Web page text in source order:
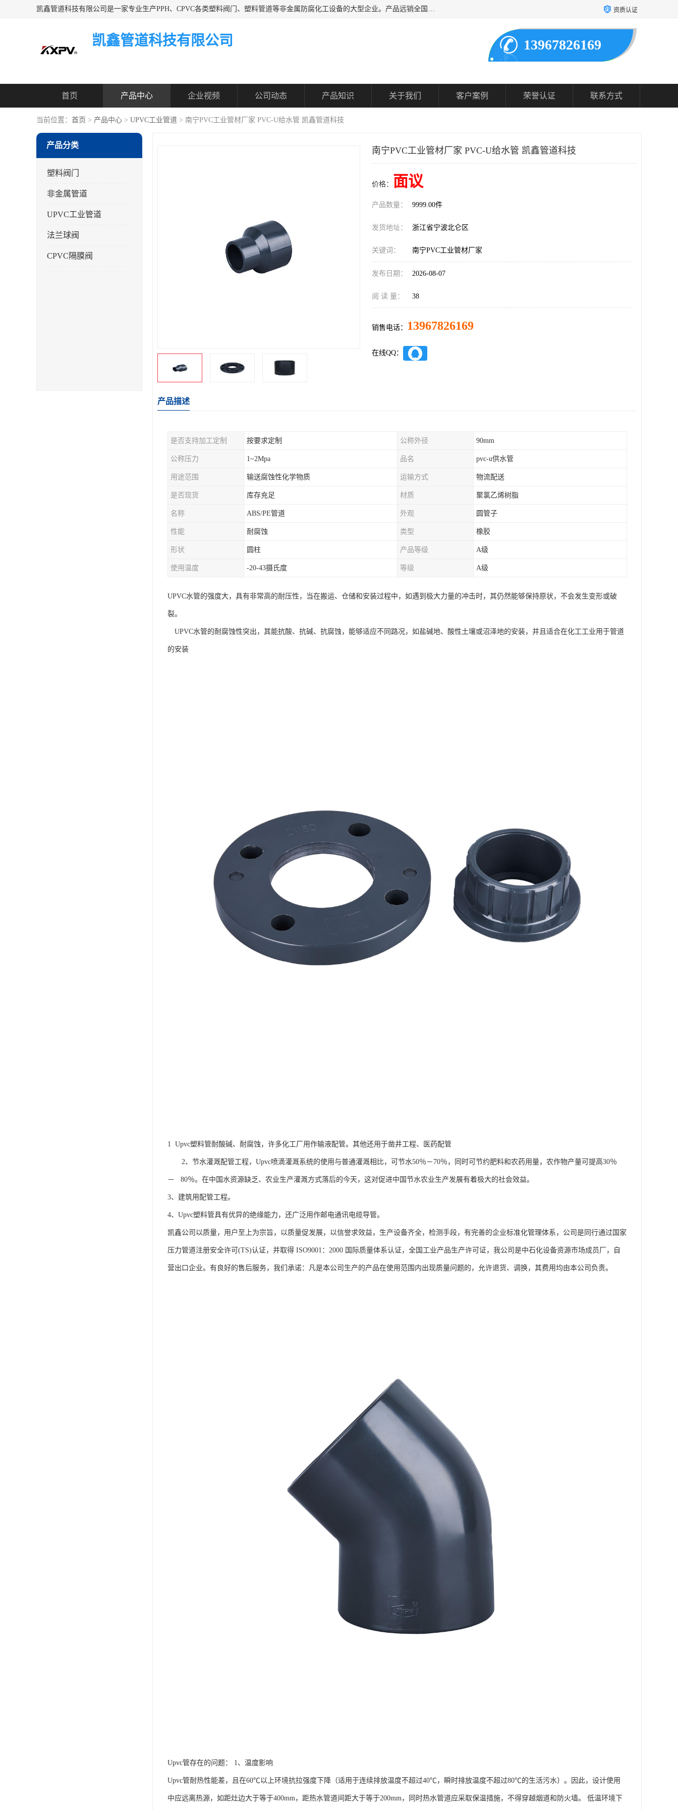
凯鑫管道科技有限公司是一家专业生产PPH、CPVC各类塑料阀门、塑料管道等非金属防腐化工设备的大型企业。产品远销全国三十一个省、市、自治区,广泛应用于化工、石油、氯碱、染料、制药、农药等行业，深受广大用户欢迎，是目前国内生产化工泵、阀门规模较大的生产基地之一。 资质认证
凯鑫管道科技有限公司 13967826169
首页 产品中心 企业视频 公司动态 产品知识 关于我们 客户案例 荣誉认证 联系方式
当前位置： 首页 > 产品中心 > UPVC工业管道 > 南宁PVC工业管材厂家 PVC-U给水管 凯鑫管道科技
产品分类
塑料阀门
非金属管道
UPVC工业管道
法兰球阀
CPVC隔膜阀
南宁PVC工业管材厂家 PVC-U给水管 凯鑫管道科技
价格： 面议
产品数量： 9999.00件
发货地址： 浙江省宁波北仑区
关键词： 南宁PVC工业管材厂家
发布日期： 2026-08-07
阅 读 量： 38
销售电话： 13967826169
在线QQ：
产品描述
是否支持加工定制 按要求定制 公称外径 90mm
公称压力 1~2Mpa 品名 pvc-u供水管
用途范围 输送腐蚀性化学物质 运输方式 物流配送
是否现货 库存充足 材质 聚氯乙烯树脂
名称 ABS/PE管道 外观 圆管子
性能 耐腐蚀 类型 橡胶
形状 圆柱 产品等级 A级
使用温度 -20-43摄氏度 等级 A级
UPVC水管的强度大，具有非常高的耐压性，当在搬运、仓储和安装过程中，如遇到极大力量的冲击时，其仍然能够保持原状，不会发生变形或破
裂。
UPVC水管的耐腐蚀性突出，其能抗酸、抗碱、抗腐蚀，能够适应不同路况，如盐碱地、酸性土壤或沼泽地的安装，并且适合在化工工业用于管道
的安装
1 Upvc塑料管耐酸碱、耐腐蚀，许多化工厂用作输液配管。其他还用于凿井工程、医药配管
2、节水灌溉配管工程，Upvc喷滴灌溉系统的使用与普通灌溉相比，可节水50％－70％，同时可节约肥料和农药用量，农作物产量可提高30％
－ 80％。在中国水资源缺乏、农业生产灌溉方式落后的今天，这对促进中国节水农业生产发展有着极大的社会效益。
3、建筑用配管工程。
4、Upvc塑料管具有优异的绝缘能力，还广泛用作邮电通讯电缆导管。
凯鑫公司以质量，用户至上为宗旨，以质量促发展，以信誉求效益，生产设备齐全，检测手段，有完善的企业标准化管理体系，公司是同行通过国家
压力管道注册安全许可(TS)认证，并取得 ISO9001：2000 国际质量体系认证，全国工业产品生产许可证，我公司是中石化设备资源市场成员厂，自
营出口企业。有良好的售后服务，我们承诺：凡是本公司生产的产品在使用范围内出现质量问题的，允许退货、调换，其费用均由本公司负责。
Upvc管存在的问题： 1、温度影响
Upvc管耐热性能差，且在60℃以上环境抗拉强度下降（适用于连续排放温度不超过40℃，瞬时排放温度不超过80℃的生活污水）。因此，设计使用
中应远离热源，如距灶边大于等于400mm，距热水管道间距大于等于200mm，同时热水管道应采取保温措施，不得穿越烟道和防火墙。 低温环境下